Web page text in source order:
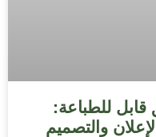
للطباعة:
والتصميم